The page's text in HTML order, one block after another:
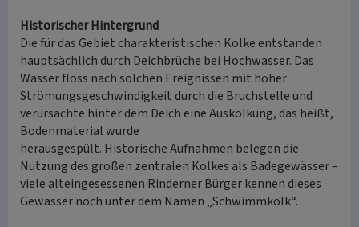
Historischer Hintergrund
Die für das Gebiet charakteristischen Kolke entstanden
hauptsächlich durch Deichbrüche bei Hochwasser. Das
Wasser floss nach solchen Ereignissen mit hoher
Strömungsgeschwindigkeit durch die Bruchstelle und
verursachte hinter dem Deich eine Auskolkung, das heißt,
Bodenmaterial wurde
herausgespült. Historische Aufnahmen belegen die
Nutzung des großen zentralen Kolkes als Badegewässer –
viele alteingesessenen Rinderner Bürger kennen dieses
Gewässer noch unter dem Namen „Schwimmkolk“.